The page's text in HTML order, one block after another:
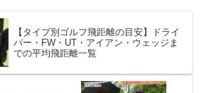
【タイプ別ゴルフ飛距離の目安】ドライ
バー・FW・UT・アイアン・ウェッジま
での平均飛距離一覧